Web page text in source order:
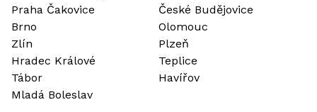
Praha Čakovice
Brno
Zlín
Hradec Králové
Tábor
Mladá Boleslav
České Budějovice
Olomouc
Plzeň
Teplice
Havířov